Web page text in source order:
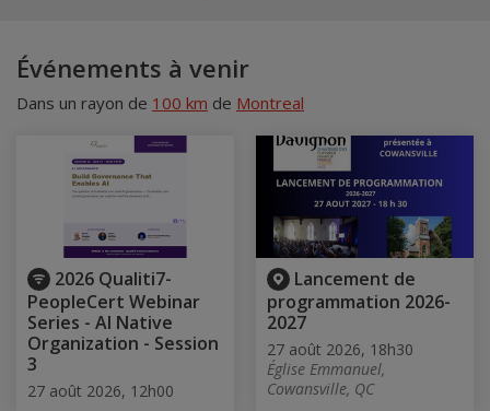
Événements à venir
Dans un rayon de 100 km de Montreal
2026 Qualiti7-
PeopleCert Webinar
Series - AI Native
Organization - Session
3
27 août 2026, 12h00
Lancement de
programmation 2026-
2027
27 août 2026, 18h30
Église Emmanuel,
Cowansville, QC